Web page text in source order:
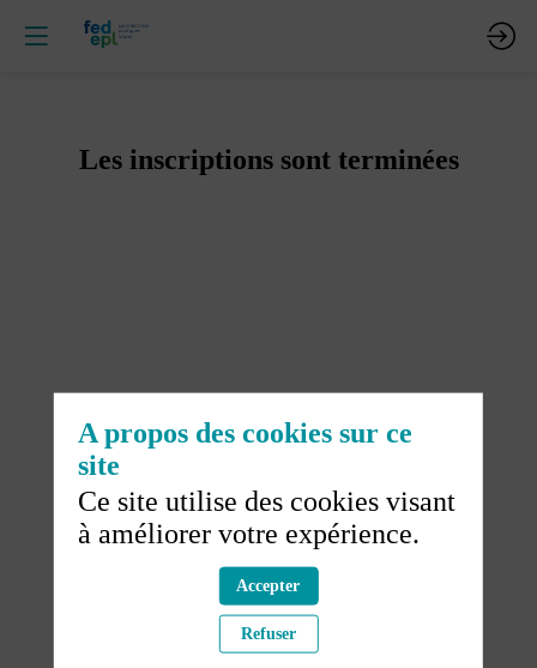
Les inscriptions sont terminées
A propos des cookies sur ce
site
Ce site utilise des cookies visant
à améliorer votre expérience.
Accepter
Refuser